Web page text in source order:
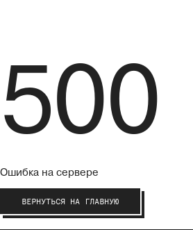
500
Ошибка на сервере
ВЕРНУТЬСЯ НА ГЛАВНУЮ